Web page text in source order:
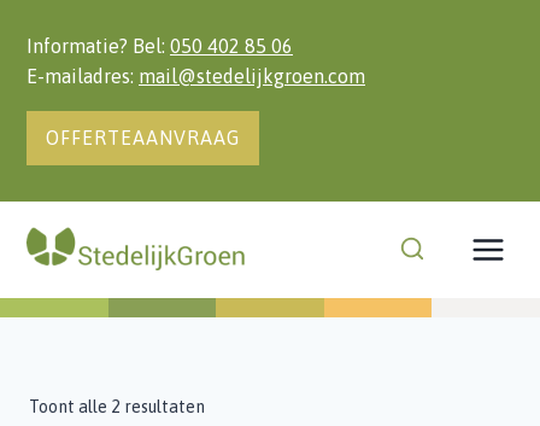
naar
inhoud
Informatie? Bel: 050 402 85 06
E-mailadres: mail@stedelijkgroen.com
OFFERTEAANVRAAG
Toont alle 2 resultaten